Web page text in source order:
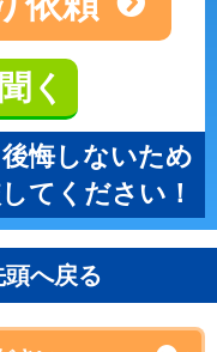
く
悔しないため
てください！
へ戻る